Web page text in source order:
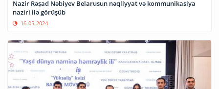
Nazir Rəşad Nəbiyev Belarusun nəqliyyat və kommunikasiya
naziri ilə görüşüb
16-05-2024